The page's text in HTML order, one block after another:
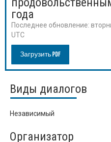
года
Последнее обновление:
UTC
Загрузить PDF
Виды диалогов
Независимый
Организатор